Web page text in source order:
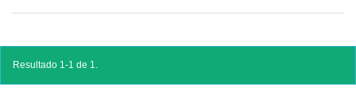
Resultado 1-1 de 1.